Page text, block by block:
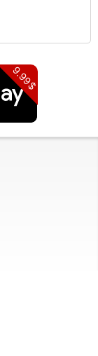
9.99$